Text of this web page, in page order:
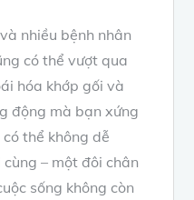
nhiều bệnh nhân
có thể vượt qua
hóa khớp gối và
động mà bạn xứng
thể không dễ
– một đôi chân
sống không còn